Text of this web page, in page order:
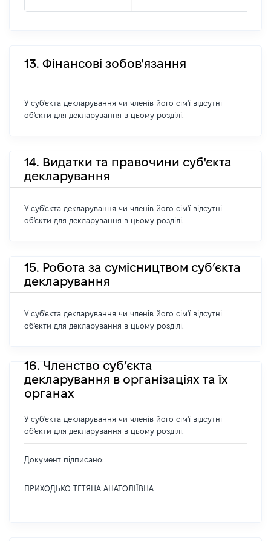
13. Фінансові зобов'язання
У суб'єкта декларування чи членів його сім'ї відсутні
об'єкти для декларування в цьому розділі.
14. Видатки та правочини суб'єкта
декларування
У суб'єкта декларування чи членів його сім'ї відсутні
об'єкти для декларування в цьому розділі.
15. Робота за сумісництвом суб’єкта
декларування
У суб'єкта декларування чи членів його сім'ї відсутні
об'єкти для декларування в цьому розділі.
16. Членство суб’єкта
декларування в організаціях та їх
органах
У суб'єкта декларування чи членів його сім'ї відсутні
об'єкти для декларування в цьому розділі.
Документ підписано:
ПРИХОДЬКО ТЕТЯНА АНАТОЛІЇВНА